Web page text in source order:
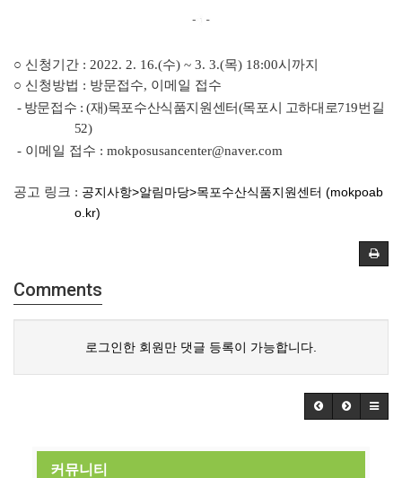
○ 신청기간 : 2022. 2. 16.(수) ~ 3. 3.(목) 18:00시까지
○ 신청방법 : 방문접수, 이메일 접수
- 방문접수 : (재)목포수산식품지원센터(목포시 고하대로719번길
52)
- 이메일 접수 : mokposusancenter@naver.com
공고 링크 : 공지사항>알림마당>목포수산식품지원센터 (mokpoab
o.kr)
Comments
로그인한 회원만 댓글 등록이 가능합니다.
커뮤니티